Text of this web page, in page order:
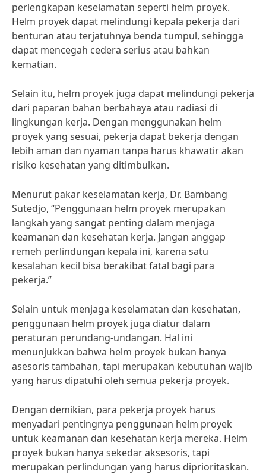
perlengkapan keselamatan seperti helm proyek.
Helm proyek dapat melindungi kepala pekerja dari
benturan atau terjatuhnya benda tumpul, sehingga
dapat mencegah cedera serius atau bahkan
kematian.
Selain itu, helm proyek juga dapat melindungi pekerja
dari paparan bahan berbahaya atau radiasi di
lingkungan kerja. Dengan menggunakan helm
proyek yang sesuai, pekerja dapat bekerja dengan
lebih aman dan nyaman tanpa harus khawatir akan
risiko kesehatan yang ditimbulkan.
Menurut pakar keselamatan kerja, Dr. Bambang
Sutedjo, “Penggunaan helm proyek merupakan
langkah yang sangat penting dalam menjaga
keamanan dan kesehatan kerja. Jangan anggap
remeh perlindungan kepala ini, karena satu
kesalahan kecil bisa berakibat fatal bagi para
pekerja.”
Selain untuk menjaga keselamatan dan kesehatan,
penggunaan helm proyek juga diatur dalam
peraturan perundang-undangan. Hal ini
menunjukkan bahwa helm proyek bukan hanya
asesoris tambahan, tapi merupakan kebutuhan wajib
yang harus dipatuhi oleh semua pekerja proyek.
Dengan demikian, para pekerja proyek harus
menyadari pentingnya penggunaan helm proyek
untuk keamanan dan kesehatan kerja mereka. Helm
proyek bukan hanya sekedar aksesoris, tapi
merupakan perlindungan yang harus diprioritaskan.